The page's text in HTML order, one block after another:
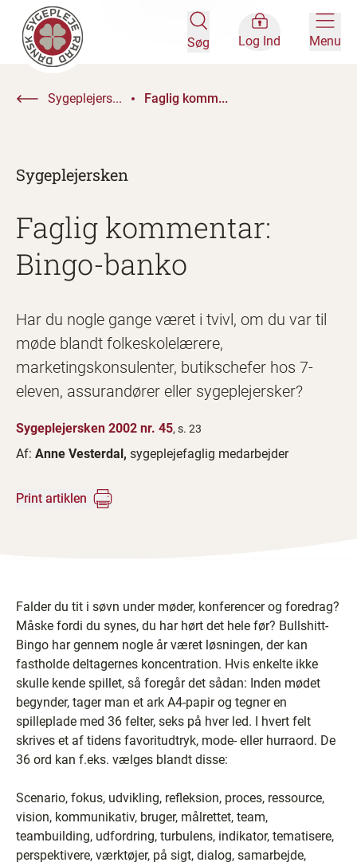
Søg Log Ind Menu
Sygeplejers... Faglig komm...
Sygeplejersken
Faglig kommentar:
Bingo-banko
Har du nogle gange været i tvivl, om du var til
møde blandt folkeskolelærere,
marketingskonsulenter, butikschefer hos 7-
eleven, assurandører eller sygeplejersker?
Sygeplejersken 2002 nr. 45, s. 23
Af: Anne Vesterdal, sygeplejefaglig medarbejder
Print artiklen
Falder du tit i søvn under møder, konferencer og foredrag?
Måske fordi du synes, du har hørt det hele før? Bullshitt-
Bingo har gennem nogle år været løsningen, der kan
fastholde deltagernes koncentration. Hvis enkelte ikke
skulle kende spillet, så foregår det sådan: Inden mødet
begynder, tager man et ark A4-papir og tegner en
spilleplade med 36 felter, seks på hver led. I hvert felt
skrives et af tidens favoritudtryk, mode- eller hurraord. De
36 ord kan f.eks. vælges blandt disse:
Scenario, fokus, udvikling, refleksion, proces, ressource,
vision, kommunikativ, bruger, målrettet, team,
teambuilding, udfordring, turbulens, indikator, tematisere,
perspektivere, værktøjer, på sigt, dialog, samarbejde,